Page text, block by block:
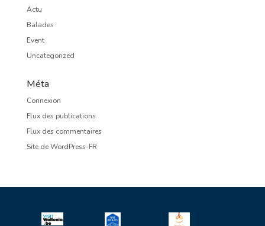
Actu
Balades
Event
Uncategorized
Méta
Connexion
Flux des publications
Flux des commentaires
Site de WordPress-FR